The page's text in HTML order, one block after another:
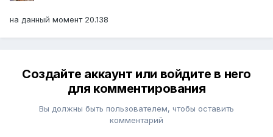
на данный момент 20.138
Создайте аккаунт или войдите в него
для комментирования
Вы должны быть пользователем, чтобы оставить
комментарий